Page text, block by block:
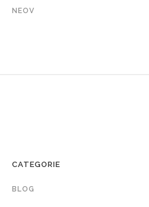
NEOV
CATEGORIE
BLOG